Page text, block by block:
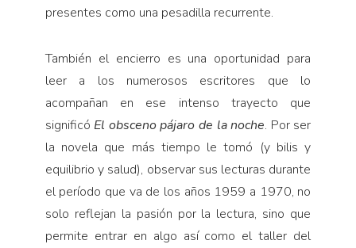
presentes como una pesadilla recurrente.
También el encierro es una oportunidad para
leer a los numerosos escritores que lo
acompañan en ese intenso trayecto que
significó El obsceno pájaro de la noche. Por ser
la novela que más tiempo le tomó (y bilis y
equilibrio y salud), observar sus lecturas du­rante
el período que va de los años 1959 a 1970, no
solo reflejan la pasión por la lectura, sino que
permite entrar en algo así como el taller del